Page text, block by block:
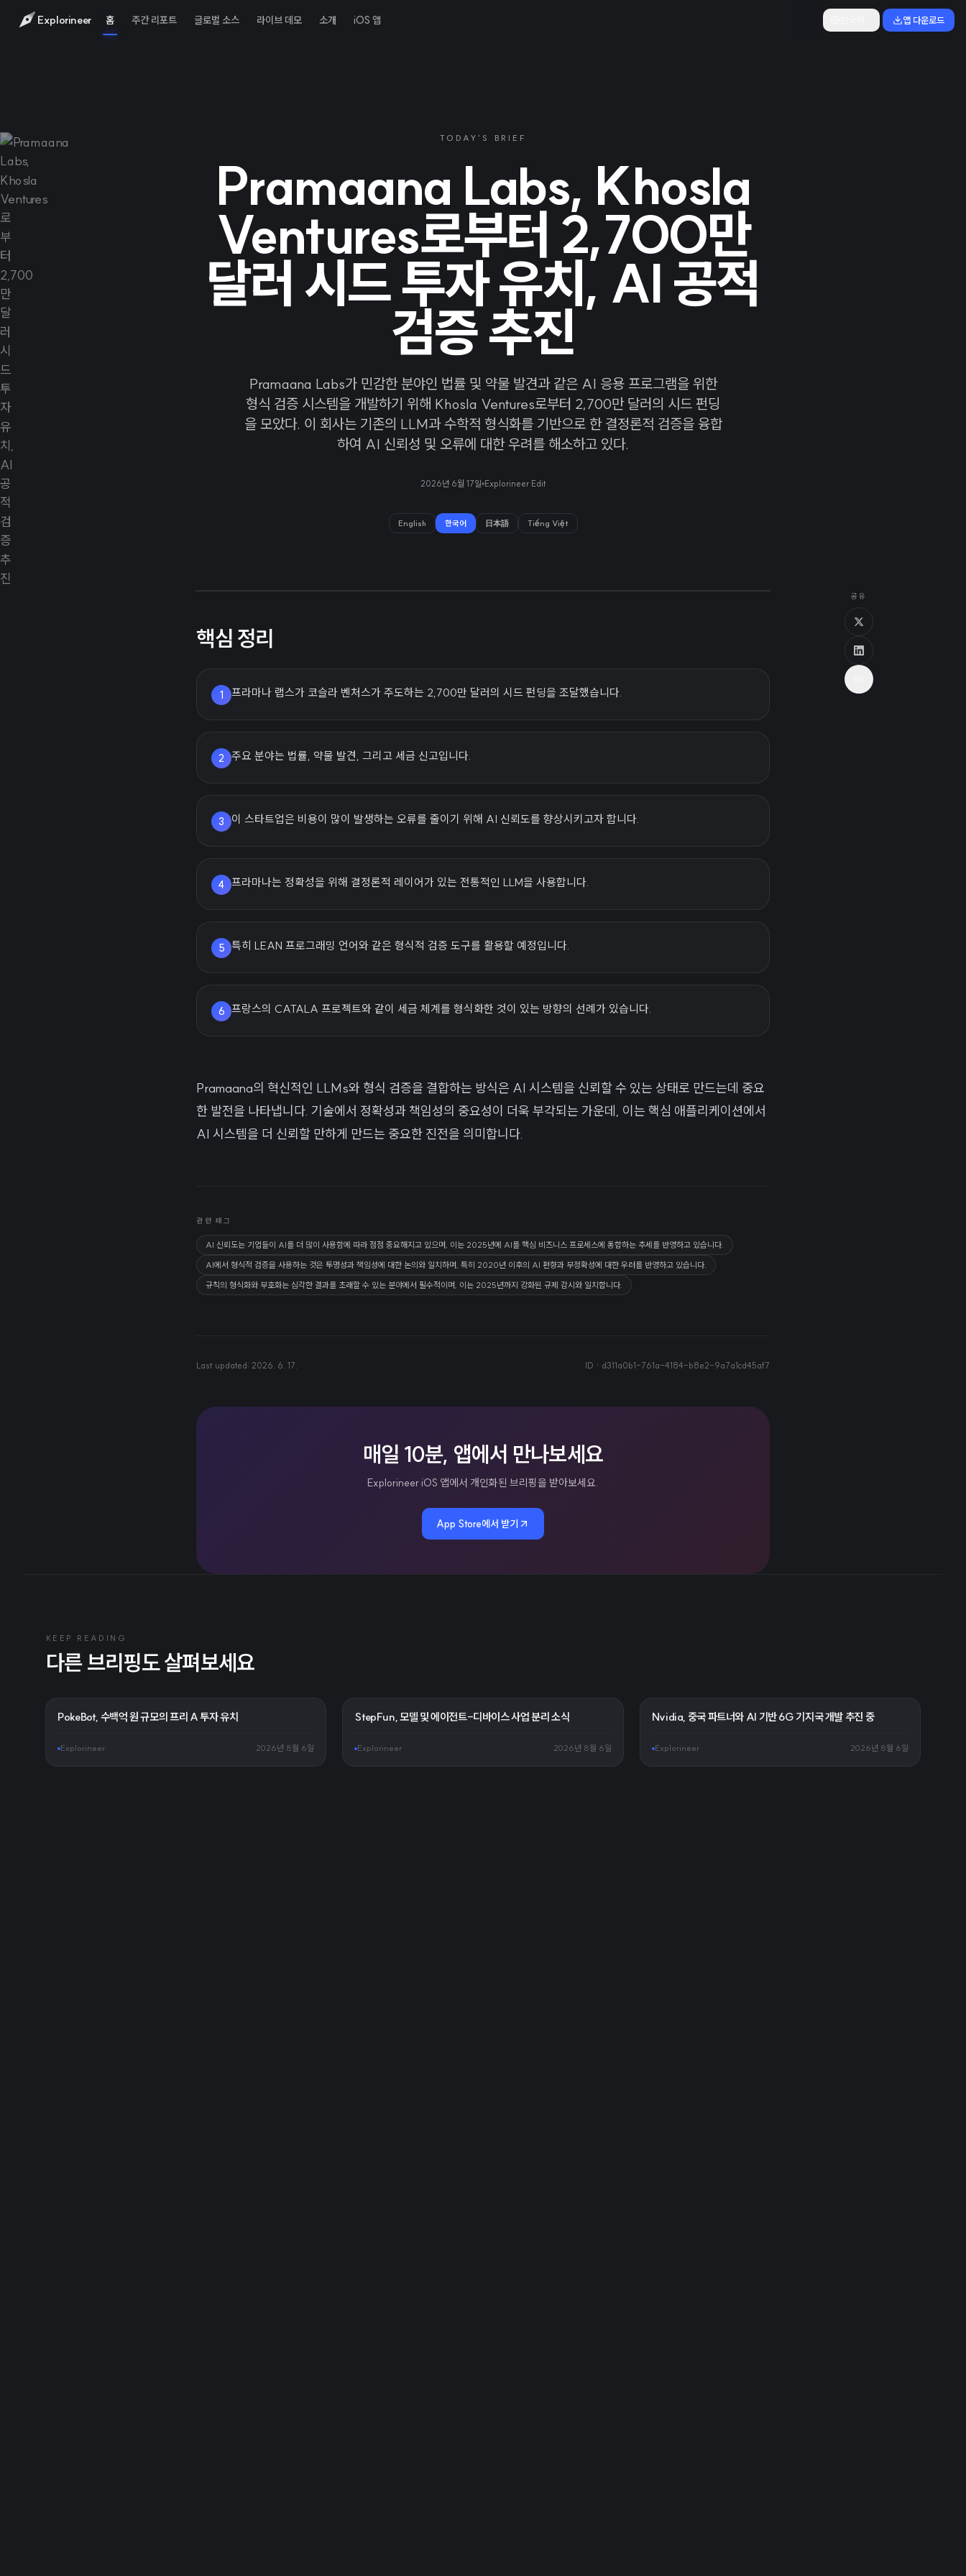
Explorineer 홈 주간 리포트 글로벌 소스 라이브 데모 소개 iOS 앱 앱 다운로드
TODAY'S BRIEF
Pramaana Labs, Khosla
Ventures로부터 2,700만
달러 시드 투자 유치, AI 공적
검증 추진
Pramaana Labs가 민감한 분야인 법률 및 약물 발견과 같은 AI 응용 프로그램을 위한
형식 검증 시스템을 개발하기 위해 Khosla Ventures로부터 2,700만 달러의 시드 펀딩
을 모았다. 이 회사는 기존의 LLM과 수학적 형식화를 기반으로 한 결정론적 검증을 융합
하여 AI 신뢰성 및 오류에 대한 우려를 해소하고 있다.
2026년 6월 17일 Explorineer Edit
English 한국어 日本語 Tiếng Việt
핵심 정리
1 프라마나 랩스가 코슬라 벤처스가 주도하는 2,700만 달러의 시드 펀딩을 조달했습니다.
2 주요 분야는 법률, 약물 발견, 그리고 세금 신고입니다.
3 이 스타트업은 비용이 많이 발생하는 오류를 줄이기 위해 AI 신뢰도를 향상시키고자 합니다.
4 프라마나는 정확성을 위해 결정론적 레이어가 있는 전통적인 LLM을 사용합니다.
5 특히 LEAN 프로그래밍 언어와 같은 형식적 검증 도구를 활용할 예정입니다.
6 프랑스의 CATALA 프로젝트와 같이 세금 체계를 형식화한 것이 있는 방향의 선례가 있습니다.
Pramaana의 혁신적인 LLMs와 형식 검증을 결합하는 방식은 AI 시스템을 신뢰할 수 있는 상태로 만드는데 중요
한 발전을 나타냅니다. 기술에서 정확성과 책임성의 중요성이 더욱 부각되는 가운데, 이는 핵심 애플리케이션에서
AI 시스템을 더 신뢰할 만하게 만드는 중요한 진전을 의미합니다.
관련 태그
AI 신뢰도는 기업들이 AI를 더 많이 사용함에 따라 점점 중요해지고 있으며, 이는 2025년에 AI를 핵심 비즈니스 프로세스에 통합하는 추세를 반영하고 있습니다.
AI에서 형식적 검증을 사용하는 것은 투명성과 책임성에 대한 논의와 일치하며, 특히 2020년 이후의 AI 편향과 부정확성에 대한 우려를 반영하고 있습니다.
규칙의 형식화와 부호화는 심각한 결과를 초래할 수 있는 분야에서 필수적이며, 이는 2025년까지 강화된 규제 감시와 일치합니다.
Last updated: 2026. 6. 17. ID · d311a0b1-761a-4184-b8e2-9a7a1cd45af7
매일 10분, 앱에서 만나보세요
Explorineer iOS 앱에서 개인화된 브리핑을 받아보세요.
App Store에서 받기
공유
KEEP READING
다른 브리핑도 살펴보세요
PokeBot, 수백억 원 규모의 프리 A 투자 유치
Explorineer 2026년 8월 6일
StepFun, 모델 및 에이전트-디바이스 사업 분리 소식
Explorineer 2026년 8월 6일
Nvidia, 중국 파트너와 AI 기반 6G 기지국 개발 추진 중
Explorineer 2026년 8월 6일